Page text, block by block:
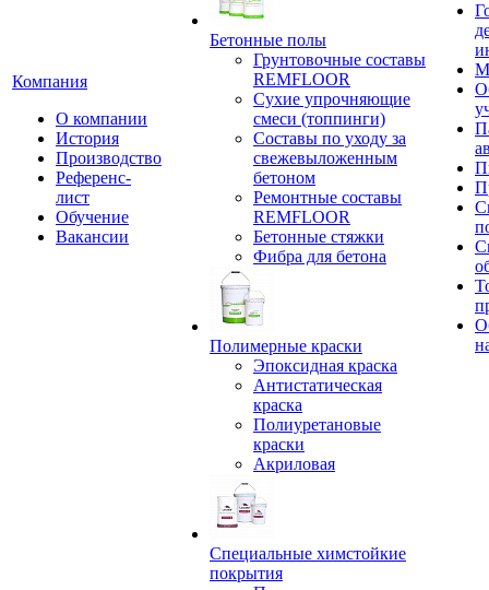
Компания
О компании
История
Производство
Референс-
лист
Обучение
Вакансии
Бетонные полы
Грунтовочные составы
REMFLOOR
Сухие упрочняющие
смеси (топпинги)
Составы по уходу за
свежевыложенным
бетоном
Ремонтные составы
REMFLOOR
Бетонные стяжки
Фибра для бетона
Полимерные краски
Эпоксидная краска
Антистатическая
краска
Полиуретановые
краски
Акриловая
Специальные химстойкие
покрытия